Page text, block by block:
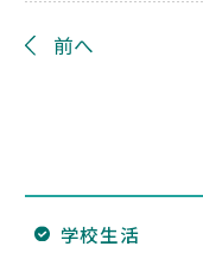
前へ
学校生活